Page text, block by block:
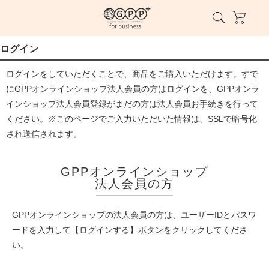
ログイン
ログインをしていただくことで、商品をご購入いただけます。すで
にGPPオンラインショップ法人会員の方はログインを、GPPオンラ
インショップ法人会員登録がまだの方は法人会員お手続きを行って
ください。※このページでご入力いただいた情報は、SSLで暗号化
され送信されます。
GPPオンラインショップ
法人会員の方
GPPオンラインショップの法人会員の方は、ユーザーIDとパスワ
ードを入力して【ログインする】ボタンをクリックしてくださ
い。